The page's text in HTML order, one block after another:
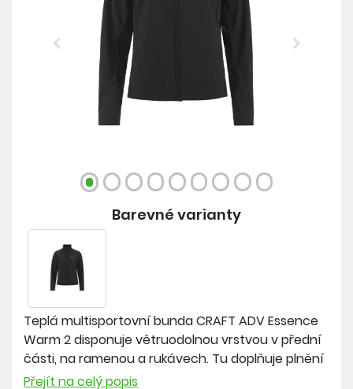
Previous Next
Teplá multisportovní bunda CRAFT ADV Essence
Warm 2 disponuje větruodolnou vrstvou v přední
části, na ramenou a rukávech. Tu doplňuje plnění
dutým vláknem pro vyšší tepelný komfort. Zbytek
Přejít na celý popis
Barevné varianty